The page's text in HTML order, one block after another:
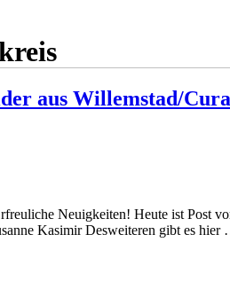
aus Willemstad/
Neuigkeiten! Heute ist Post
Kasimir Desweiteren gibt es hier